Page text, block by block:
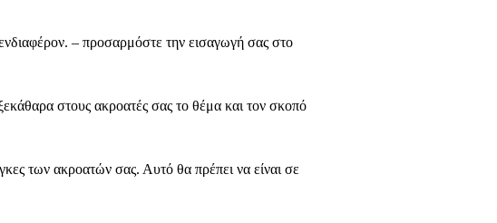
– προσαρμόστε την εισαγωγή σας στο
στους ακροατές σας το θέμα και τον σκοπό
των ακροατών σας. Αυτό θα πρέπει να είναι σε